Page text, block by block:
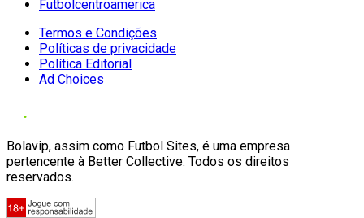
Futbolcentroamerica
Termos e Condições
Políticas de privacidade
Política Editorial
Ad Choices
Bolavip, assim como Futbol Sites, é uma empresa
pertencente à Better Collective. Todos os direitos
reservados.